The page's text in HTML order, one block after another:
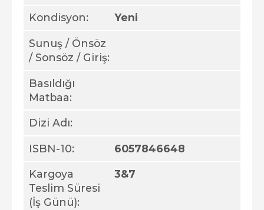
Kondisyon: Yeni
Sunuş / Önsöz
/ Sonsöz / Giriş:
Basıldığı
Matbaa:
Dizi Adı:
ISBN-10: 6057846648
Kargoya
Teslim Süresi
(İş Günü):
3&7